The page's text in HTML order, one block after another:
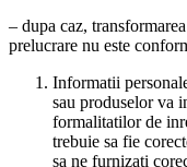
– dupa caz,
prelucrare nu este
Informatii
sau produselor va
formalitatilor de
trebuie sa fie
sa ne furnizati